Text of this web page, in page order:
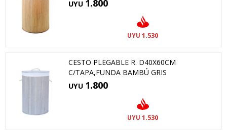
UYU 1.800
UYU 1.530
CESTO PLEGABLE R. D40X60CM
C/TAPA,FUNDA BAMBÚ GRIS
UYU 1.800
UYU 1.530